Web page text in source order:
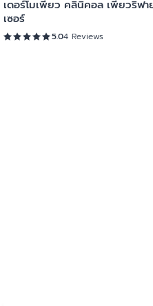
เดอร์โมเพียว คลินิคอล เพียวริฟ
เซอร์
5.04 Reviews